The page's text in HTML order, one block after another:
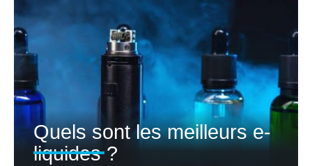
Quels sont les meilleurs e-
liquides ?